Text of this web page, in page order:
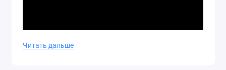
Читать дальше